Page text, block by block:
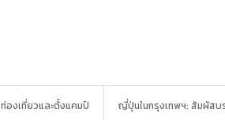
ท่องเที่ยวและตั้งแคมป์ ญี่ปุ่นในกรุงเทพฯ: สัมผัสบ